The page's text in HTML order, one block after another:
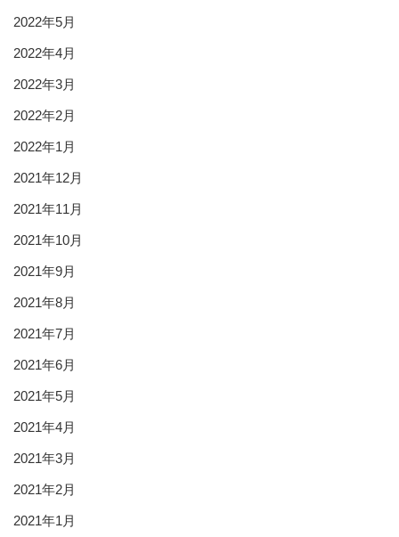
2022年5月
2022年4月
2022年3月
2022年2月
2022年1月
2021年12月
2021年11月
2021年10月
2021年9月
2021年8月
2021年7月
2021年6月
2021年5月
2021年4月
2021年3月
2021年2月
2021年1月